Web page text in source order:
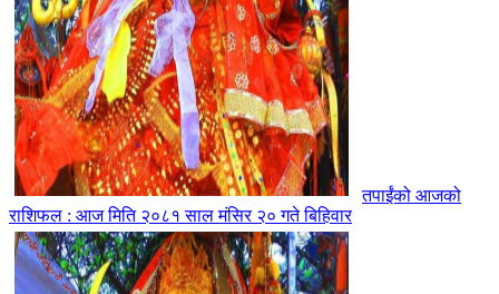
तपाईंको आजको
राशिफल : आज मिति २०८१ साल मंसिर २० गते बिहिवार